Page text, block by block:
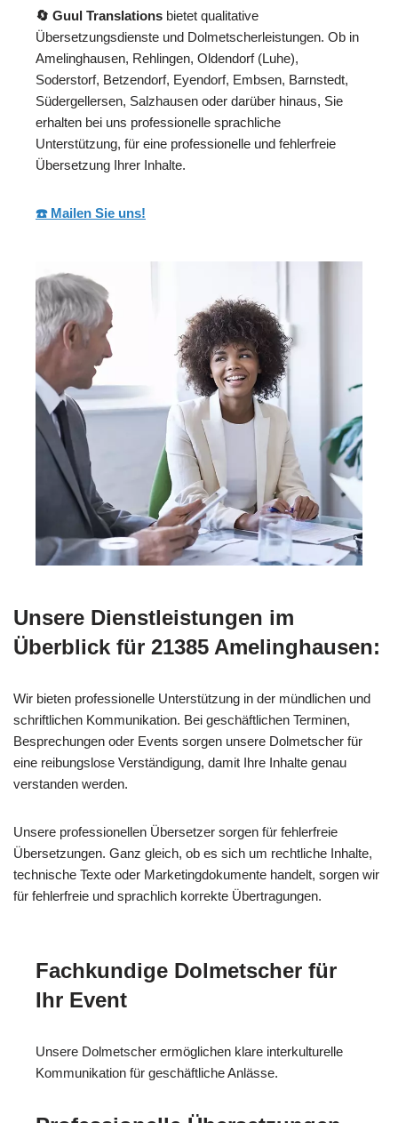
🔄 Guul Translations bietet qualitative
Übersetzungsdienste und Dolmetscherleistungen. Ob in
Amelinghausen, Rehlingen, Oldendorf (Luhe),
Soderstorf, Betzendorf, Eyendorf, Embsen, Barnstedt,
Südergellersen, Salzhausen oder darüber hinaus, Sie
erhalten bei uns professionelle sprachliche
Unterstützung, für eine professionelle und fehlerfreie
Übersetzung Ihrer Inhalte.
☎️ Mailen Sie uns!
Unsere Dienstleistungen im
Überblick für 21385 Amelinghausen:
Wir bieten professionelle Unterstützung in der mündlichen und
schriftlichen Kommunikation. Bei geschäftlichen Terminen,
Besprechungen oder Events sorgen unsere Dolmetscher für
eine reibungslose Verständigung, damit Ihre Inhalte genau
verstanden werden.
Unsere professionellen Übersetzer sorgen für fehlerfreie
Übersetzungen. Ganz gleich, ob es sich um rechtliche Inhalte,
technische Texte oder Marketingdokumente handelt, sorgen wir
für fehlerfreie und sprachlich korrekte Übertragungen.
Fachkundige Dolmetscher für
Ihr Event
Unsere Dolmetscher ermöglichen klare interkulturelle
Kommunikation für geschäftliche Anlässe.